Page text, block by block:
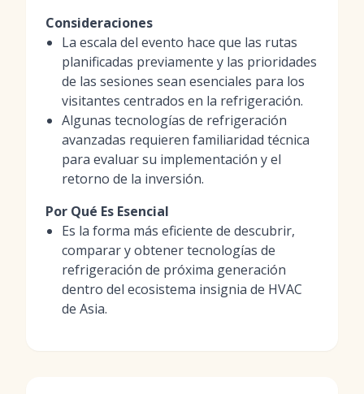
Consideraciones
La escala del evento hace que las rutas
planificadas previamente y las prioridades
de las sesiones sean esenciales para los
visitantes centrados en la refrigeración.
Algunas tecnologías de refrigeración
avanzadas requieren familiaridad técnica
para evaluar su implementación y el
retorno de la inversión.
Por Qué Es Esencial
Es la forma más eficiente de descubrir,
comparar y obtener tecnologías de
refrigeración de próxima generación
dentro del ecosistema insignia de HVAC
de Asia.